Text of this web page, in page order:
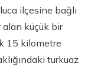
ilçesine bağlı
alan küçük bir
15 kilometre
turkuaz